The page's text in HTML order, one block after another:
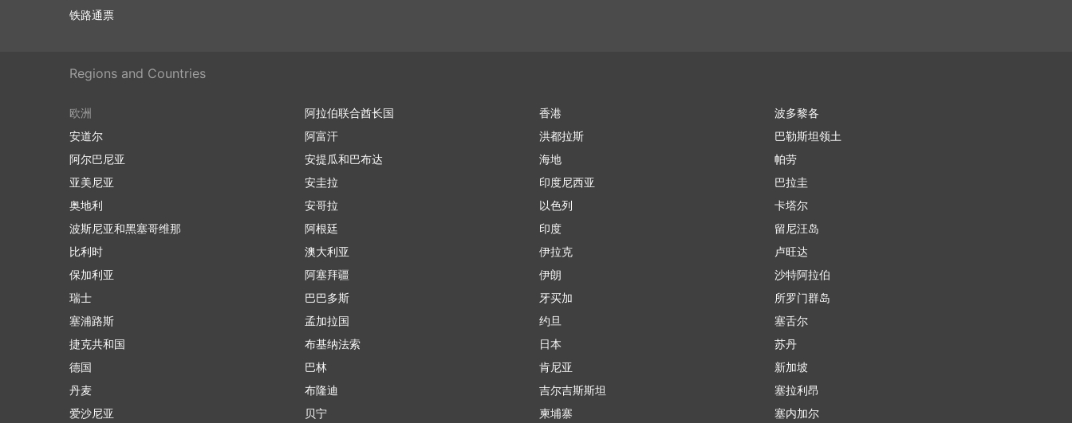
铁路通票
Regions and Countries
欧洲
安道尔
阿尔巴尼亚
亚美尼亚
奥地利
波斯尼亚和黑塞哥维那
比利时
保加利亚
瑞士
塞浦路斯
捷克共和国
德国
丹麦
爱沙尼亚
阿拉伯联合酋长国
阿富汗
安提瓜和巴布达
安圭拉
安哥拉
阿根廷
澳大利亚
阿塞拜疆
巴巴多斯
孟加拉国
布基纳法索
巴林
布隆迪
贝宁
香港
洪都拉斯
海地
印度尼西亚
以色列
印度
伊拉克
伊朗
牙买加
约旦
日本
肯尼亚
吉尔吉斯斯坦
柬埔寨
波多黎各
巴勒斯坦领土
帕劳
巴拉圭
卡塔尔
留尼汪岛
卢旺达
沙特阿拉伯
所罗门群岛
塞舌尔
苏丹
新加坡
塞拉利昂
塞内加尔